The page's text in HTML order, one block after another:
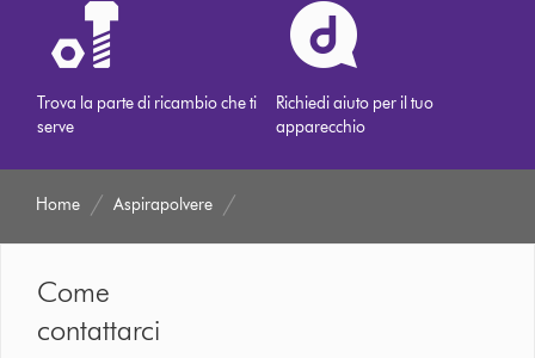
Trova la parte di ricambio che ti
serve
Richiedi aiuto per il tuo
apparecchio
Home Aspirapolvere
Come
contattarci